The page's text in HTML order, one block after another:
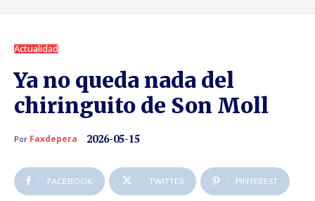
Actualidad
Ya no queda nada del
chiringuito de Son Moll
Por Faxdepera 2026-05-15
FACEBOOK TWITTER PINTEREST